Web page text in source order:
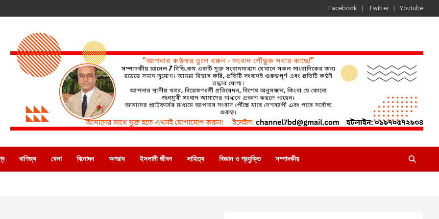
Facebook Twitter Youtube
বাণিজ্য খেলা বিনোদন অপরাধ ইসলামী জীবন সাহিত্য বিজ্ঞান ও প্রযুক্তি সম্পাদকীয়